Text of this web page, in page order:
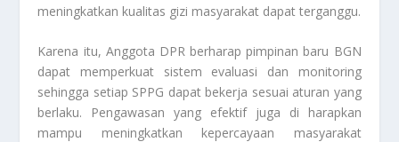
meningkatkan kualitas gizi masyarakat dapat terganggu.
Karena itu, Anggota DPR berharap pimpinan baru BGN
dapat memperkuat sistem evaluasi dan monitoring
sehingga setiap SPPG dapat bekerja sesuai aturan yang
berlaku. Pengawasan yang efektif juga di harapkan
mampu meningkatkan kepercayaan masyarakat